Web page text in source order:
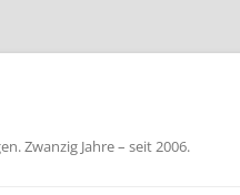
Zwanzig Jahre – seit 2006.